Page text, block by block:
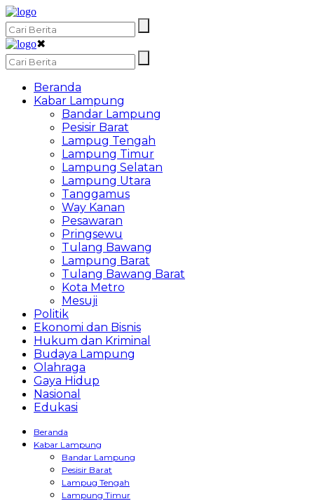
✖
Beranda
Kabar Lampung
Bandar Lampung
Pesisir Barat
Lampug Tengah
Lampung Timur
Lampung Selatan
Lampung Utara
Tanggamus
Way Kanan
Pesawaran
Pringsewu
Tulang Bawang
Lampung Barat
Tulang Bawang Barat
Kota Metro
Mesuji
Politik
Ekonomi dan Bisnis
Hukum dan Kriminal
Budaya Lampung
Olahraga
Gaya Hidup
Nasional
Edukasi
Beranda
Kabar Lampung
Bandar Lampung
Pesisir Barat
Lampug Tengah
Lampung Timur